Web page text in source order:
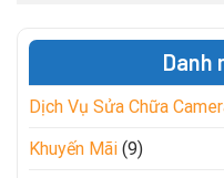
Danh
Dịch Vụ Sửa Chữa
Khuyến Mãi (9)